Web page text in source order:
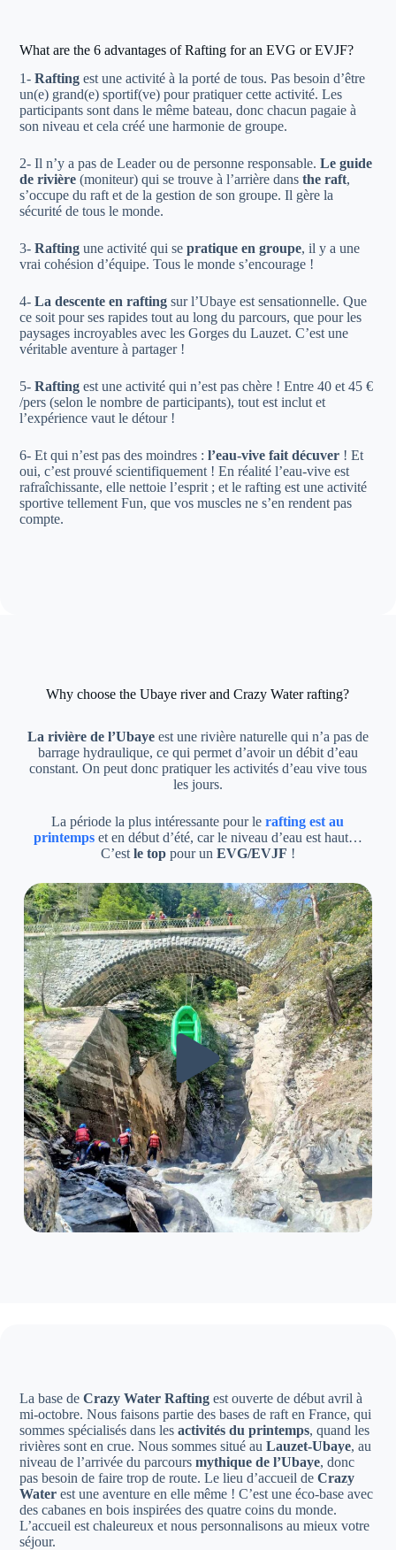
What are the 6 advantages of Rafting for an EVG or EVJF?
1-Rafting est une activité à la porté de tous. Pas besoin d’être
un(e) grand(e) sportif(ve) pour pratiquer cette activité. Les
participants sont dans le même bateau, donc chacun pagaie à
son niveau et cela créé une harmonie de groupe.
2- Il n’y a pas de Leader ou de personne responsable. Le guide
de rivière (moniteur) qui se trouve à l’arrière dansthe raft,
s’occupe du raft et de la gestion de son groupe. Il gère la
sécurité de tous le monde.
3-Rafting une activité qui sepratique en groupe, il y a une
vrai cohésion d’équipe. Tous le monde s’encourage !
4-La descente en rafting sur l’Ubaye est sensationnelle. Que
ce soit pour ses rapides tout au long du parcours, que pour les
paysages incroyables avec les Gorges du Lauzet. C’est une
véritable aventure à partager !
5-Rafting est une activité qui n’est pas chère ! Entre 40 et 45 €
/pers (selon le nombre de participants), tout est inclut et
l’expérience vaut le détour !
6- Et qui n’est pas des moindres :l’eau-vive fait décuver ! Et
oui, c’est prouvé scientifiquement ! En réalité l’eau-vive est
rafraîchissante, elle nettoie l’esprit ; et le rafting est une activité
sportive tellement Fun, que vos muscles ne s’en rendent pas
compte.
Why choose the Ubaye river and Crazy Water rafting?
La rivière de l’Ubayeest une rivière naturelle qui n’a pas de
barrage hydraulique, ce qui permet d’avoir un débit d’eau
constant. On peut donc pratiquer les activités d’eau vive tous
les jours.
La période la plus intéressante pour le rafting est au
printemps et en début d’été, car le niveau d’eau est haut…
C’estle toppour un EVG/EVJF !
La base deCrazy Water Rafting est ouverte de début avril à
mi-octobre. Nous faisons partie des bases de raft en France, qui
sommes spécialisés dans lesactivités du printemps, quand les
rivières sont en crue. Nous sommes situé au Lauzet-Ubaye, au
niveau de l’arrivée du parcoursmythique de l’Ubaye, donc
pas besoin de faire trop de route. Le lieu d’accueil de Crazy
Water est une aventure en elle même ! C’est une éco-base avec
des cabanes en bois inspirées des quatre coins du monde.
L’accueil est chaleureux et nous personnalisons au mieux votre
séjour.